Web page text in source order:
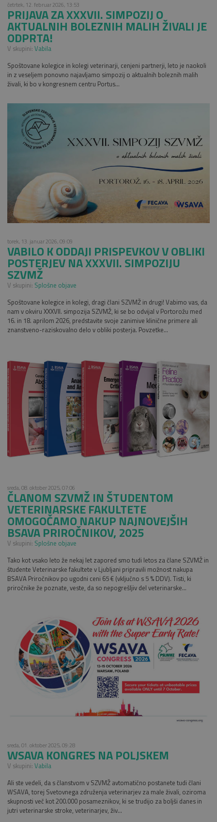
četrtek, 12. februar 2026, 13:53
PRIJAVA ZA XXXVII. SIMPOZIJ O
AKTUALNIH BOLEZNIH MALIH ŽIVALI JE
ODPRTA!
V skupini: Vabila
Spoštovane kolegice in kolegi veterinarji, cenjeni partnerji, leto je naokoli
in z veseljem ponovno najavljamo simpozij o aktualnih boleznih malih
živali, ki bo v kongresnem centru Portus...
torek, 13. januar 2026, 09:09
VABILO K ODDAJI PRISPEVKOV V OBLIKI
POSTERJEV NA XXXVII. SIMPOZIJU
SZVMŽ
V skupini: Splošne objave
Spoštovane kolegice in kolegi, dragi člani SZVMŽ in drugi! Vabimo vas, da
nam v okviru XXXVII. simpozija SZVMŽ, ki se bo odvijal v Portorožu med
16. in 18. aprilom 2026, predstavite svoje zanimive klinične primere ali
znanstveno-raziskovalno delo v obliki posterja. Povzetke...
sreda, 08. oktober 2025, 07:06
ČLANOM SZVMŽ IN ŠTUDENTOM
VETERINARSKE FAKULTETE
OMOGOČAMO NAKUP NAJNOVEJŠIH
BSAVA PRIROČNIKOV, 2025
V skupini: Splošne objave
Tako kot vsako leto že nekaj let zapored smo tudi letos za člane SZVMŽ in
študente Veterinarske fakultete v Ljubljani pripravili možnost nakupa
BSAVA Priročnikov po ugodni ceni 65 € (vključno s 5 % DDV). Tisti, ki
priročnike že poznate, veste, da so nepogrešljiv del veterinarske...
sreda, 01. oktober 2025, 09:28
WSAVA KONGRES NA POLJSKEM
V skupini: Vabila
Ali ste vedeli, da s članstvom v SZVMŽ avtomatično postanete tudi člani
WSAVA, torej Svetovnega združenja veterinarjev za male živali, oziroma
skupnosti več kot 200.000 posameznikov, ki se trudijo za boljši danes in
jutri veterinarske stroke, veterinarjev, živ...